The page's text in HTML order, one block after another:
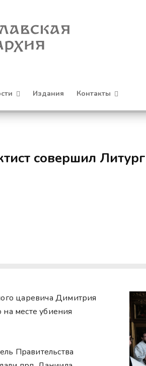
Издания Контакты
совершил
царевича Димитрия
месте убиения
Правительства